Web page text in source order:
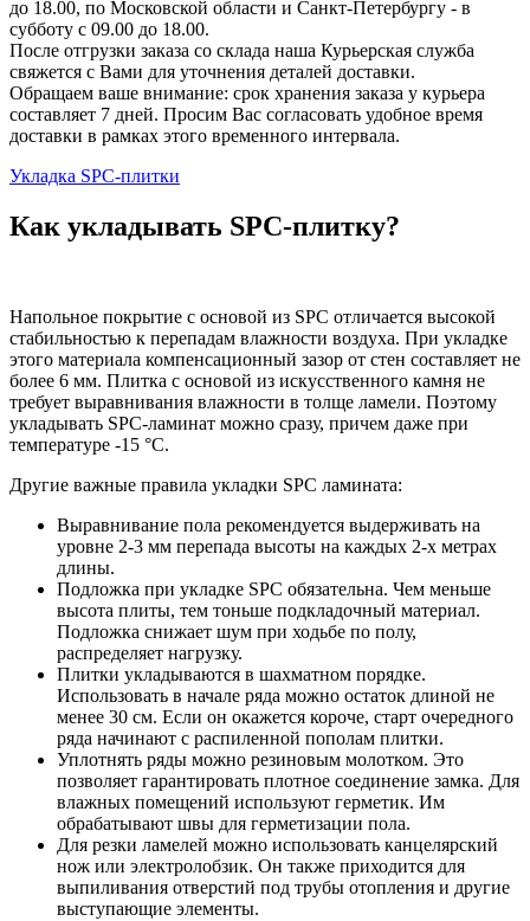
до 18.00, по Московской области и Санкт-Петербургу - в
субботу с 09.00 до 18.00.
После отгрузки заказа со склада наша Курьерская служба
свяжется с Вами для уточнения деталей доставки.
Обращаем ваше внимание: срок хранения заказа у курьера
составляет 7 дней. Просим Вас согласовать удобное время
доставки в рамках этого временного интервала.
Укладка SPC-плитки
Как укладывать SPC-плитку?
Напольное покрытие с основой из SPC отличается высокой
стабильностью к перепадам влажности воздуха. При укладке
этого материала компенсационный зазор от стен составляет не
более 6 мм. Плитка с основой из искусственного камня не
требует выравнивания влажности в толще ламели. Поэтому
укладывать SPC-ламинат можно сразу, причем даже при
температуре -15 °C.
Другие важные правила укладки SPC ламината:
Выравнивание пола рекомендуется выдерживать на
уровне 2-3 мм перепада высоты на каждых 2-х метрах
длины.
Подложка при укладке SPC обязательна. Чем меньше
высота плиты, тем тоньше подкладочный материал.
Подложка снижает шум при ходьбе по полу,
распределяет нагрузку.
Плитки укладываются в шахматном порядке.
Использовать в начале ряда можно остаток длиной не
менее 30 см. Если он окажется короче, старт очередного
ряда начинают с распиленной пополам плитки.
Уплотнять ряды можно резиновым молотком. Это
позволяет гарантировать плотное соединение замка. Для
влажных помещений используют герметик. Им
обрабатывают швы для герметизации пола.
Для резки ламелей можно использовать канцелярский
нож или электролобзик. Он также приходится для
выпиливания отверстий под трубы отопления и другие
выступающие элементы.